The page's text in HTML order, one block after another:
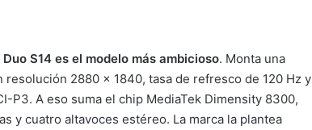
S14 es el modelo más ambicioso. Monta una
resolución 2880 x 1840, tasa de refresco de 120 Hz y
P3. A eso suma el chip MediaTek Dimensity 8300,
y cuatro altavoces estéreo. La marca la plantea